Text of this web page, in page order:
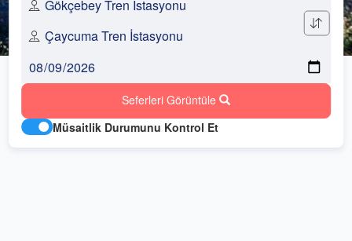
Seferleri Görüntüle
Müsaitlik Durumunu Kontrol Et